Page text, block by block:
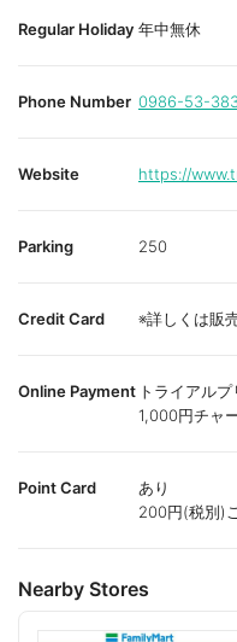
Regular Holiday 年中無休
Phone Number 0986-53-
Website https://
Parking 250
Credit Card ※詳しくは販
Online Payment トライアル
1,000円チャ
Point Card
あり
200円(税別)
Nearby Stores